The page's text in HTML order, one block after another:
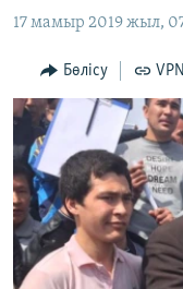
Navigation
Search
АДАМ ҚҰҚЫҚТАРЫ
ӘЛЕУМЕТ
ӘЛЕМ
АРНАЙЫ ЖОБАЛАР
Русский
ЖАЗЫЛЫҢЫЗ
17 мамыр 2019 жыл,
Бөлісу